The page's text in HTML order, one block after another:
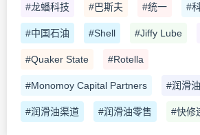
#龙蟠科技 #巴斯夫 #统一 #
#中国石油 #Shell #Jiffy Lube
#Quaker State #Rotella
#Monomoy Capital Partners #润滑
#润滑油渠道 #润滑油零售 #快修